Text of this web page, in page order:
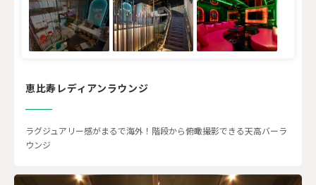
恵比寿レディアンラウンジ
ラグジュアリー感がまるで海外！階段から俯瞰撮影できる天高バーラ
ウンジ